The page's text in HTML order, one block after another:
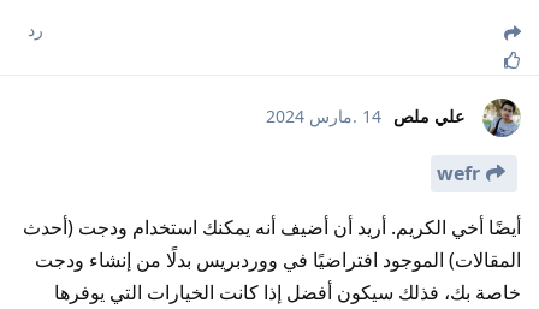
رد
علي ملص 14 .مارس 2024
wefr
أيضًا أخي الكريم. أريد أن أضيف أنه يمكنك استخدام ودجت (أحدث
المقالات) الموجود افتراضيًا في ووردبريس بدلًا من إنشاء ودجت
خاصة بك، فذلك سيكون أفضل إذا كانت الخيارات التي يوفرها